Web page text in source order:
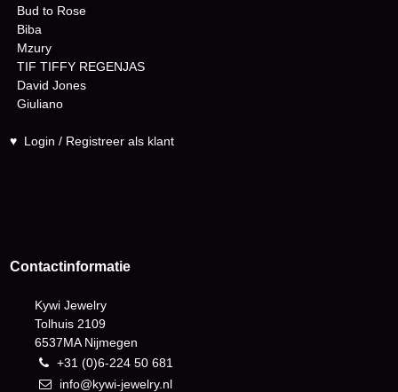
Bud to Rose
Biba
Mzury
TIF TIFFY REGENJAS
David Jones
Giuliano
♥ Login / Registreer als klant
Contactinformatie
Kywi Jewelry
Tolhuis 2109
6537MA Nijmegen
+31 (0)6-224 50 681
info@kywi-jewelry.nl